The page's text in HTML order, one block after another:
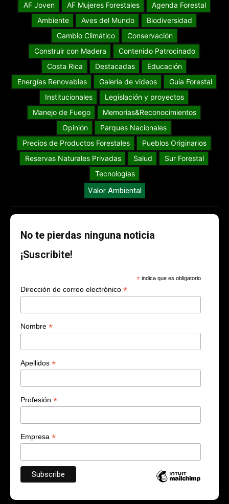
AF Joven AF Mujeres Forestales
Agenda Forestal
Ambiente
Aves del Mundo
Biodiversidad
Cambio Climático
Conservación
Construir con Madera
Contenido Patrocinado
Costa Rica
Destacadas
Educación
Energías Renovables
Galería de videos
Guia Forestal
Institucionales
Legislación y proyectos
Manejo de Fuego
Memorias&Reconocimientos
Opinión
Parques Nacionales
Precios de Productos Forestales
Pueblos Originarios
Reservas Naturales Privadas
Salud
Sur Forestal
Tecnologías
Valor Ambiental
No te pierdas ninguna noticia
¡Suscribite!
* indica que es obligatorio
Dirección de correo electrónico *
Nombre *
Apellidos *
Profesión *
Empresa *